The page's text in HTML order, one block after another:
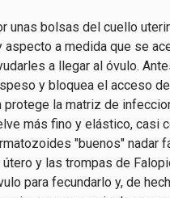
unas bolsas del cuello
a medida que se
a llegar al óvulo.
y bloquea el acceso
la matriz de
más fino y elástico, casi
"buenos" nadar
y las trompas de
para fecundarlo y, de